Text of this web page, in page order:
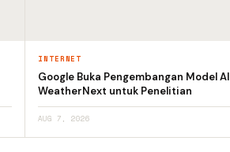
INTERNET
Google Buka Pengembangan Model AI
WeatherNext untuk Penelitian
AUG 7, 2026